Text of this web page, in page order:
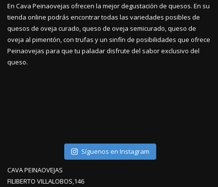
En Cava Peinaovejas ofrecen la mejor degustación de quesos. En su
tienda online podrás encontrar todas las variedades posibles de
quesos de oveja curado, queso de oveja semicurado, queso de
oveja al pimentón, con trufas y un sinfín de posibilidades que ofrece
Peinaovejas para que tu paladar disfrute del sabor exclusivo del
queso.
Síguenos en Instagram
CAVA PEINAOVEJAS
FILIBERTO VILLALOBOS,146